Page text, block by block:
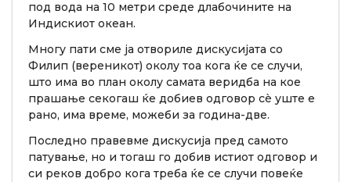
под вода на 10 метри среде длабочините на
Индискиот океан.
Многу пати сме ја отвориле дискусијата со
Филип (вереникот) околу тоа кога ќе се случи,
што има во план околу самата веридба на кое
прашање секогаш ќе добиев одговор сè уште е
рано, има време, можеби за година-две.
Последно правевме дискусија пред самото
патување, но и тогаш го добив истиот одговор и
си реков добро кога треба ќе се случи повеќе